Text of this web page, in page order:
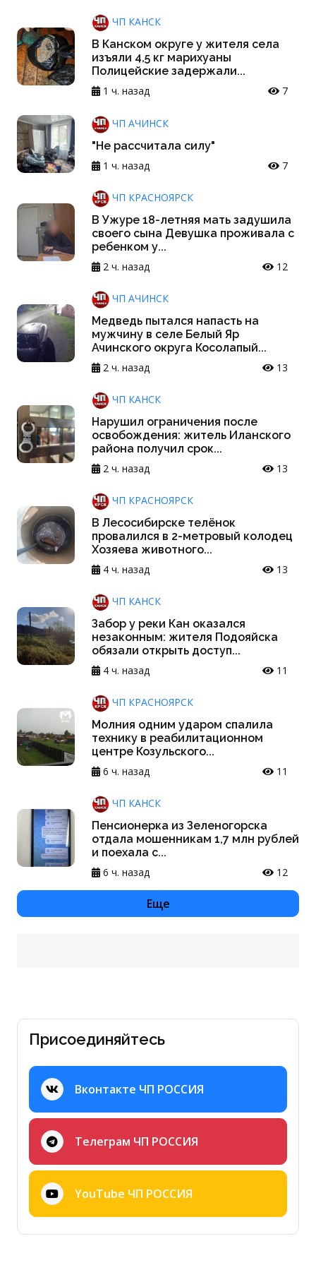
ЧП КАНСК
В Канском округе у жителя села
изъяли 4,5 кг марихуаны
Полицейские задержали...
1 ч. назад
7
ЧП АЧИНСК
"Не рассчитала силу"
1 ч. назад
7
ЧП КРАСНОЯРСК
В Ужуре 18-летняя мать задушила
своего сына Девушка проживала с
ребенком у...
2 ч. назад
12
ЧП АЧИНСК
Медведь пытался напасть на
мужчину в селе Белый Яр
Ачинского округа Косолапый...
2 ч. назад
13
ЧП КАНСК
Нарушил ограничения после
освобождения: житель Иланского
района получил срок...
2 ч. назад
13
ЧП КРАСНОЯРСК
В Лесосибирске телёнок
провалился в 2-метровый колодец
Хозяева животного...
4 ч. назад
13
ЧП КАНСК
Забор у реки Кан оказался
незаконным: жителя Подояйска
обязали открыть доступ...
4 ч. назад
11
ЧП КРАСНОЯРСК
Молния одним ударом спалила
технику в реабилитационном
центре Козульского...
6 ч. назад
11
ЧП КАНСК
Пенсионерка из Зеленогорска
отдала мошенникам 1,7 млн рублей
и поехала с...
6 ч. назад
12
Еще
Присоединяйтесь
Вконтакте ЧП РОССИЯ
Телеграм ЧП РОССИЯ
YouTube ЧП РОССИЯ